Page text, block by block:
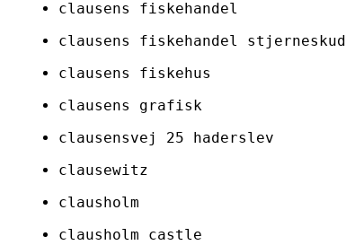
clausens fiskehandel
clausens fiskehandel stjerneskud
clausens fiskehus
clausens grafisk
clausensvej 25 haderslev
clausewitz
clausholm
clausholm castle